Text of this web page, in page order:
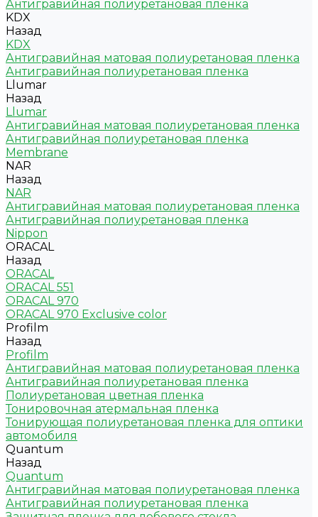
Антигравийная полиуретановая пленка
KDX
Назад
KDX
Антигравийная матовая полиуретановая пленка
Антигравийная полиуретановая пленка
Llumar
Назад
Llumar
Антигравийная матовая полиуретановая пленка
Антигравийная полиуретановая пленка
Membrane
NAR
Назад
NAR
Антигравийная матовая полиуретановая пленка
Антигравийная полиуретановая пленка
Nippon
ORACAL
Назад
ORACAL
ORACAL 551
ORACAL 970
ORACAL 970 Exclusive color
Profilm
Назад
Profilm
Антигравийная матовая полиуретановая пленка
Антигравийная полиуретановая пленка
Полиуретановая цветная пленка
Тонировочная атермальная пленка
Тонирующая полиуретановая пленка для оптики
автомобиля
Quantum
Назад
Quantum
Антигравийная матовая полиуретановая пленка
Антигравийная полиуретановая пленка